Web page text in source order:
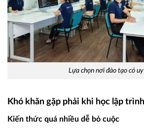
Lựa chọn nơi đào tạo có
Khó khăn gặp phải khi học lập
Kiến thức quá nhiều dễ bỏ cuộc